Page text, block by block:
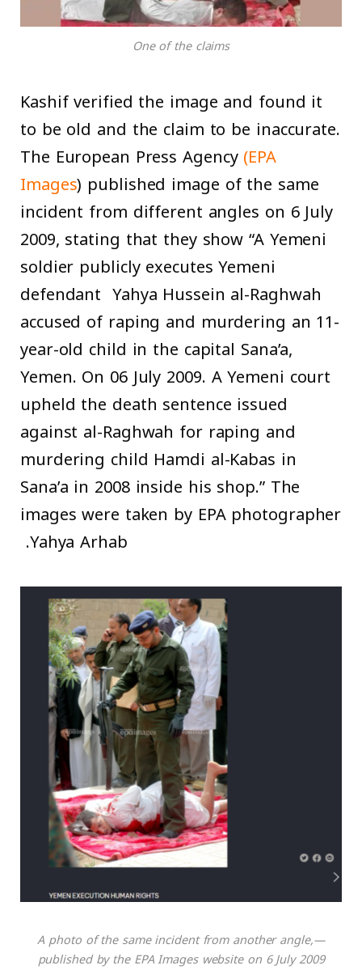
One of the claims
Kashif verified the image and found it
to be old and the claim to be inaccurate.
The European Press Agency(EPA
Images) published image of the same
incident from different angles on 6 July
2009, stating that they show “A Yemeni
soldier publicly executes Yemeni
defendant Yahya Hussein al-Raghwah
accused of raping and murdering an 11-
year-old child in the capital Sana’a,
Yemen. On 06 July 2009. A Yemeni court
upheld the death sentence issued
against al-Raghwah for raping and
murdering child Hamdi al-Kabas in
Sana’a in 2008 inside his shop.” The
images were taken by EPA photographer
Yahya Arhab.
—A photo of the same incident from another angle,
published by the EPA Images website on 6 July 2009